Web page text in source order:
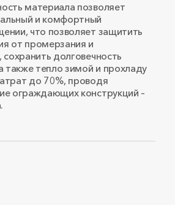
материала позволяет
и комфортный
что позволяет защитить
от промерзания и
долговечность
также тепло зимой и прохладу
до 70%, проводя
ограждающих конструкций –